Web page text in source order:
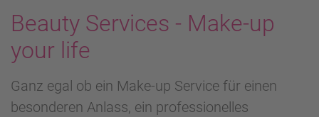
Beauty Services - Make-up
your life
Ganz egal ob ein Make-up Service für einen
besonderen Anlass, ein professionelles